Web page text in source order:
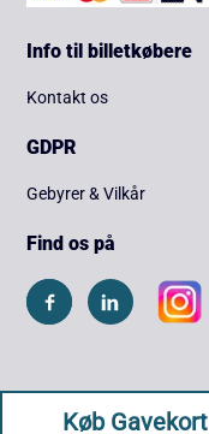
Køb Gavekort
Info til billetkøbere
Kontakt os
GDPR
Gebyrer & Vilkår
Find os på